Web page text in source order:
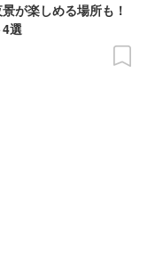
が楽しめる場所も！
選